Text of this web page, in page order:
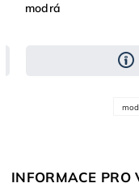
modrá
INFORMACE PRO